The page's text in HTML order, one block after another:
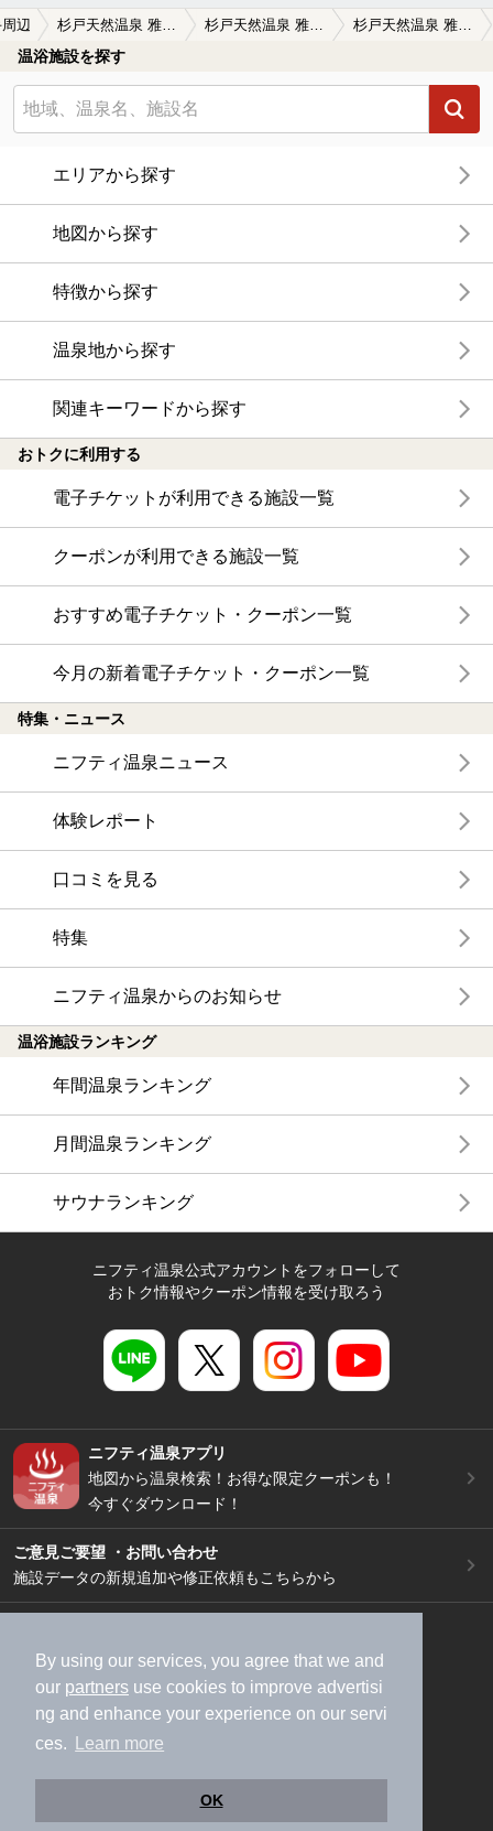
By using our services, you agree that we and
our partners use cookies to improve advertisi
ng and enhance your experience on our servi
ces.
Learn more
OK
辺 杉戸天然温泉 雅楽の湯（うたのゆ）の口コミ 平地に造られた露天風呂は、年月の経過が…
温浴施設を探す
エリアから探す
地図から探す
特徴から探す
温泉地から探す
関連キーワードから探す
おトクに利用する
電子チケットが利用できる施設一覧
クーポンが利用できる施設一覧
おすすめ電子チケット・クーポン一覧
今月の新着電子チケット・クーポン一覧
特集・ニュース
ニフティ温泉ニュース
体験レポート
口コミを見る
特集
ニフティ温泉からのお知らせ
温浴施設ランキング
年間温泉ランキング
月間温泉ランキング
サウナランキング
ニフティ温泉公式アカウントをフォローして
おトク情報やクーポン情報を受け取ろう
ニフティ温泉アプリ
地図から温泉検索！お得な限定クーポンも！
今すぐダウンロード！
ご意見ご要望 ・お問い合わせ
施設データの新規追加や修正依頼もこちらから
加盟店募集（資料請求）
広告出稿のご案内
利用規約
ライフスタイルMEMBERS+規約
特定商取引法に基づく表記
ヘルプ
採用情報
運営会社